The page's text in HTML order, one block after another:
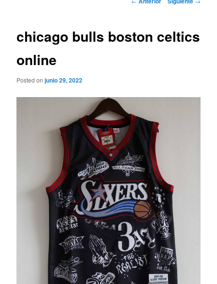
chicago bulls boston celtics
online
Posted onjunio 29, 2022